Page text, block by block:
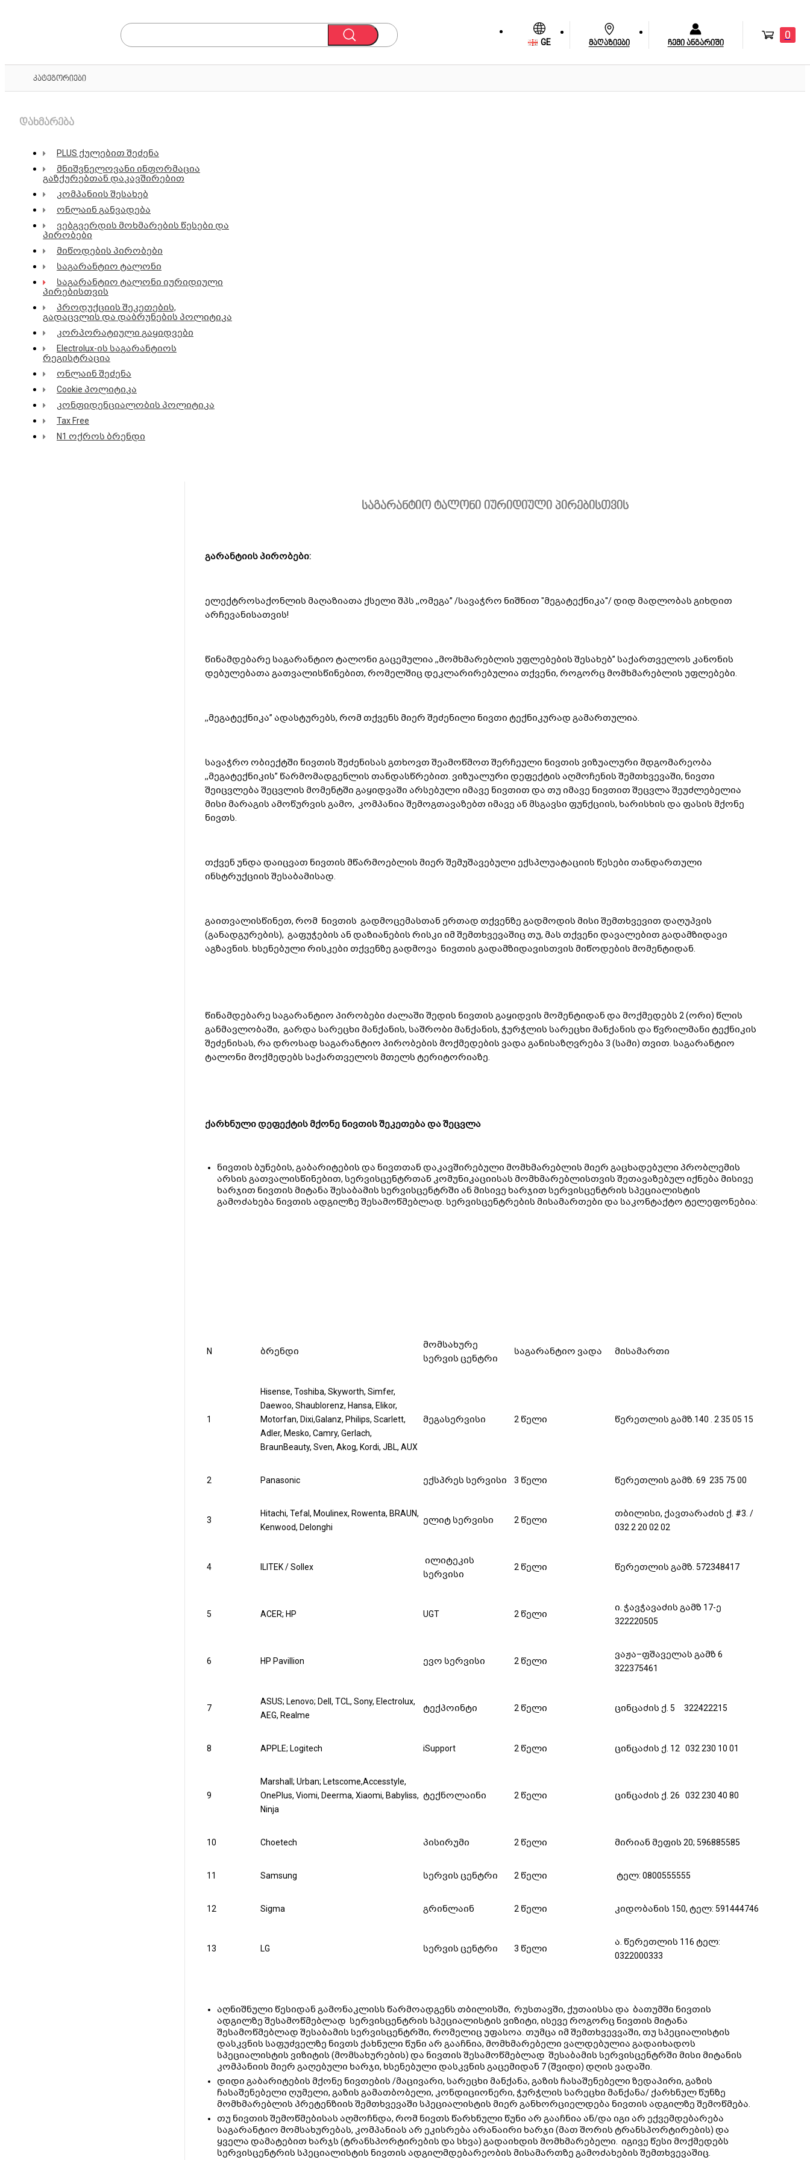
GE მაღაზიები ჩემი ანგარიში
0
კატეგორიები
დახმარება
PLUS ქულებით შეძენა
მნიშვნელოვანი ინფორმაცია
გაზქურებთან დაკავშირებით
კომპანიის შესახებ
ონლაინ განვადება
ვებგვერდის მოხმარების წესები და
პირობები
მიწოდების პირობები
საგარანტიო ტალონი
საგარანტიო ტალონი იურიდიული
პირებისთვის
პროდუქციის შეკეთების,
გადაცვლის და დაბრუნების პოლიტიკა
კორპორატიული გაყიდვები
Electrolux-ის საგარანტიოს
რეგისტრაცია
ონლაინ შეძენა
Cookie პოლიტიკა
კონფიდენციალობის პოლიტიკა
Tax Free
N1 ოქროს ბრენდი
საგარანტიო ტალონი იურიდიული პირებისთვის
გარანტიის პირობები:
ელექტროსაქონლის მაღაზიათა ქსელი შპს ,,ომეგა’’ /სავაჭრო ნიშნით "მეგატექნიკა''/ დიდ მადლობას გიხდით
არჩევანისათვის!
წინამდებარე საგარანტიო ტალონი გაცემულია ,,მომხმარებლის უფლებების შესახებ’’ საქართველოს კანონის
დებულებათა გათვალისწინებით, რომელშიც დეკლარირებულია თქვენი, როგორც მომხმარებლის უფლებები.
,,მეგატექნიკა’’ ადასტურებს, რომ თქვენს მიერ შეძენილი ნივთი ტექნიკურად გამართულია.
სავაჭრო ობიექტში ნივთის შეძენისას გთხოვთ შეამოწმოთ შერჩეული ნივთის ვიზუალური მდგომარეობა
,,მეგატექნიკის’’ წარმომადგენლის თანდასწრებით. ვიზუალური დეფექტის აღმოჩენის შემთხვევაში, ნივთი
შეიცვლება შეცვლის მომენტში გაყიდვაში არსებული იმავე ნივთით და თუ იმავე ნივთით შეცვლა შეუძლებელია
მისი მარაგის ამოწურვის გამო, კომპანია შემოგთავაზებთ იმავე ან მსგავსი ფუნქციის, ხარისხის და ფასის მქონე
ნივთს.
თქვენ უნდა დაიცვათ ნივთის მწარმოებლის მიერ შემუშავებული ექსპლუატაციის წესები თანდართული
ინსტრუქციის შესაბამისად.
გაითვალისწინეთ, რომ ნივთის გადმოცემასთან ერთად თქვენზე გადმოდის მისი შემთხვევით დაღუპვის
(განადგურების), გაფუჭების ან დაზიანების რისკი იმ შემთხვევაშიც თუ, მას თქვენი დავალებით გადამზიდავი
აგზავნის. ხსენებული რისკები თქვენზე გადმოვა ნივთის გადამზიდავისთვის მიწოდების მომენტიდან.
წინამდებარე საგარანტიო პირობები ძალაში შედის ნივთის გაყიდვის მომენტიდან და მოქმედებს 2 (ორი) წლის
განმავლობაში, გარდა სარეცხი მანქანის, საშრობი მანქანის, ჭურჭლის სარეცხი მანქანის და წვრილმანი ტექნიკის
შეძენისას, რა დროსად საგარანტიო პირობების მოქმედების ვადა განისაზღვრება 3 (სამი) თვით. საგარანტიო
ტალონი მოქმედებს საქართველოს მთელს ტერიტორიაზე.
ქარხნული დეფექტის მქონე ნივთის შეკეთება და შეცვლა
ნივთის ბუნების, გაბარიტების და ნივთთან დაკავშირებული მომხმარებლის მიერ გაცხადებული პრობლემის
არსის გათვალისწინებით, სერვისცენტრთან კომუნიკაციისას მომხმარებლისთვის შეთავაზებულ იქნება მისივე
ხარჯით ნივთის მიტანა შესაბამის სერვისცენტრში ან მისივე ხარჯით სერვისცენტრის სპეციალისტის
გამოძახება ნივთის ადგილზე შესამოწმებლად. სერვისცენტრების მისამართები და საკონტაქტო ტელეფონებია:
N ბრენდი
მომსახურე
სერვის ცენტრი
საგარანტიო ვადა მისამართი
1
Hisense, Toshiba, Skyworth, Simfer,
Daewoo, Shaublorenz, Hansa, Elikor,
Motorfan, Dixi,Galanz, Philips, Scarlett,
Adler, Mesko, Camry, Gerlach,
BraunBeauty, Sven, Akog, Kordi, JBL, AUX
მეგასერვისი 2 წელი წერეთლის გამზ.140 . 2 35 05 15
2 Panasonic ექსპრეს სერვისი 3 წელი წერეთლის გამზ. 69 235 75 00
3
Hitachi, Tefal, Moulinex, Rowenta, BRAUN,
Kenwood, Delonghi
ელიტ სერვისი 2 წელი
თბილისი, ქავთარაძის ქ. #3. /
032 2 20 02 02
4 ILITEK / Sollex
ილიტეკის
სერვისი
2 წელი წერეთლის გამზ. 572348417
5 ACER; HP UGT 2 წელი
ი. ჭავჭავაძის გამზ 17-ე
322220505
6 HP Pavillion ევო სერვისი 2 წელი
ვაჟა–ფშაველას გამზ 6
322375461
7
ASUS; Lenovo; Dell, TCL, Sony, Electrolux,
AEG, Realme
ტექპოინტი 2 წელი ცინცაძის ქ. 5 322422215
8 APPLE; Logitech iSupport 2 წელი ცინცაძის ქ. 12 032 230 10 01
9
Marshall; Urban; Letscome,Accesstyle,
OnePlus, Viomi, Deerma, Xiaomi, Babyliss,
Ninja
ტექნოლაინი 2 წელი ცინცაძის ქ. 26 032 230 40 80
10 Choetech პისირუმი 2 წელი მირიან მეფის 20; 596885585
11 Samsung სერვის ცენტრი 2 წელი ტელ: 0800555555
12 Sigma გრინლაინ 2 წელი კიდობანის 150, ტელ: 591444746
13 LG სერვის ცენტრი 3 წელი
ა. წერეთლის 116 ტელ:
0322000333
აღნიშნული წესიდან გამონაკლისს წარმოადგენს თბილისში, რუსთავში, ქუთაისსა და ბათუმში ნივთის
ადგილზე შესამოწმებლად სერვისცენტრის სპეციალისტის ვიზიტი, ისევე როგორც ნივთის მიტანა
შესამოწმებლად შესაბამის სერვისცენტრში, რომელიც უფასოა. თუმცა იმ შემთხვევვაში, თუ სპეციალისტის
დასკვნის საფუძველზე ნივთს ქახნული წუნი არ გააჩნია, მომხმარებელი ვალდებულია გადაიხადოს
სპეციალისტის ვიზიტის (მომსახურების) და ნივთის შესამოწმებლად შესაბამის სერვისცენტრში მისი მიტანის
კომპანიის მიერ გაღებული ხარჯი, ხსენებული დასკვნის გაცემიდან 7 (შვიდი) დღის ვადაში.
დიდი გაბარიტების მქონე ნივთების /მაცივარი, სარეცხი მანქანა, გაზის ჩასაშენებელი ზედაპირი, გაზის
ჩასაშენებელი ღუმელი, გაზის გამათბობელი, კონდიციონერი, ჭურჭლის სარეცხი მანქანა/ ქარხნულ წუნზე
მომხმარებლის პრეტენზიის შემთხვევაში სპეციალისტის მიერ განხორციელდება ნივთის ადგილზე შემოწმება.
თუ ნივთის შემოწმებისას აღმოჩნდა, რომ ნივთს წარხნული წუნი არ გააჩნია ან/და იგი არ ექვემდებარება
საგარანტიო მომსახურებას, კომპანიას არ ეკისრება არანაირი ხარჯი (მათ შორის ტრანსპორტირების) და
ყველა დამატებით ხარჯს (ტრანსპორტირების და სხვა) გადაიხდის მომხმარებელი. იგივე წესი მოქმედებს
სერვისცენტრის სპეციალისტის ნივთის ადგილმდებარეობის მისამართზე გამოძახების შემთხვევაშიც.